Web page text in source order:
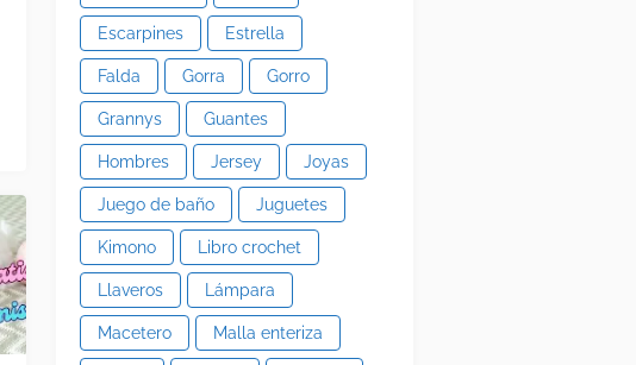
Escarpines Estrella
Falda Gorra Gorro
Grannys Guantes
Hombres Jersey Joyas
Juego de baño Juguetes
Kimono Libro crochet
Llaveros Lámpara
Macetero Malla enteriza